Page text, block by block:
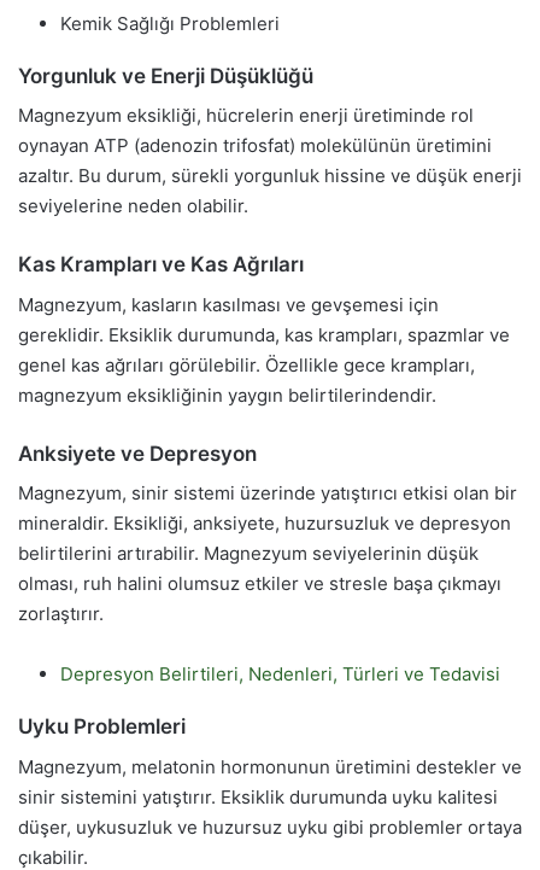
Kemik Sağlığı Problemleri
Yorgunluk ve Enerji Düşüklüğü
Magnezyum eksikliği, hücrelerin enerji üretiminde rol
oynayan ATP (adenozin trifosfat) molekülünün üretimini
azaltır. Bu durum, sürekli yorgunluk hissine ve düşük enerji
seviyelerine neden olabilir.
Kas Krampları ve Kas Ağrıları
Magnezyum, kasların kasılması ve gevşemesi için
gereklidir. Eksiklik durumunda, kas krampları, spazmlar ve
genel kas ağrıları görülebilir. Özellikle gece krampları,
magnezyum eksikliğinin yaygın belirtilerindendir.
Anksiyete ve Depresyon
Magnezyum, sinir sistemi üzerinde yatıştırıcı etkisi olan bir
mineraldir. Eksikliği, anksiyete, huzursuzluk ve depresyon
belirtilerini artırabilir. Magnezyum seviyelerinin düşük
olması, ruh halini olumsuz etkiler ve stresle başa çıkmayı
zorlaştırır.
Depresyon Belirtileri, Nedenleri, Türleri ve Tedavisi
Uyku Problemleri
Magnezyum, melatonin hormonunun üretimini destekler ve
sinir sistemini yatıştırır. Eksiklik durumunda uyku kalitesi
düşer, uykusuzluk ve huzursuz uyku gibi problemler ortaya
çıkabilir.